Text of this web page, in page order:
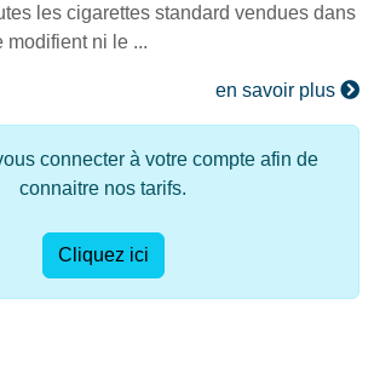
les cigarettes standard vendues dans
modifient ni le ...
en savoir plus
connecter à votre compte afin de
connaitre nos tarifs.
Cliquez ici